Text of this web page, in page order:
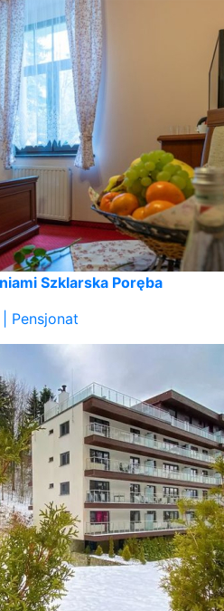
Szklarska Poręba
Pensjonat